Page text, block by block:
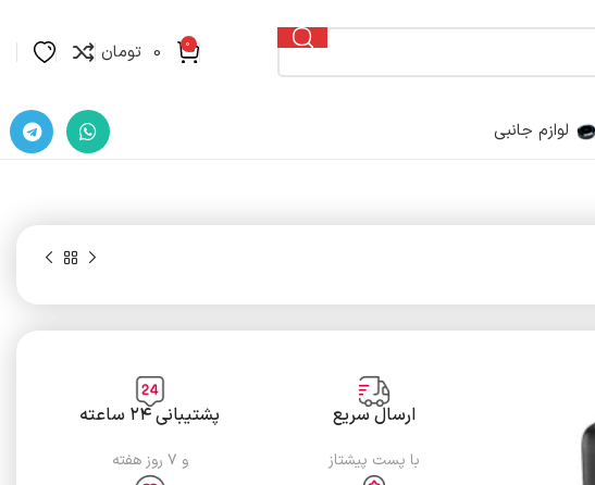
0
0 تومان
لوازم جانبی
ارسال سریع
با پست پیشتاز
پشتیبانی ۲۴ ساعته
و ۷ روز هفته